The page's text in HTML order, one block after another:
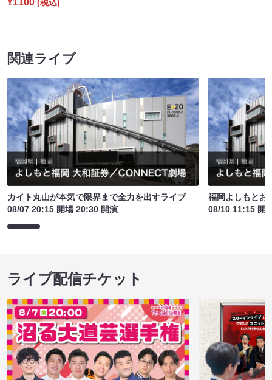
¥1100 (税込)
関連ライブ
カイト丸山が本気で限界まで全力を出すライブ
08/07 20:15 開場 20:30 開演
福岡よしもとお
08/10 11:15 開
ライブ配信チケット